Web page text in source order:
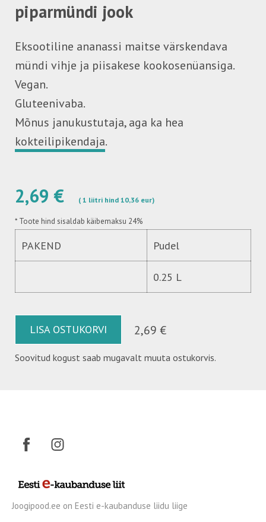
piparmündi jook
Eksootiline ananassi maitse värskendava
mündi vihje ja piisakese kookosenüansiga.
Vegan.
Gluteenivaba.
Mõnus janukustutaja, aga ka hea
kokteilipikendaja.
2,69 € ( 1 liitri hind 10,36 eur)
* Toote hind sisaldab käibemaksu 24%
PAKEND Pudel
0.25 L
LISA OSTUKORVI 2,69 €
Soovitud kogust saab mugavalt muuta ostukorvis.
Joogipood.ee on Eesti e-kaubanduse liidu liige